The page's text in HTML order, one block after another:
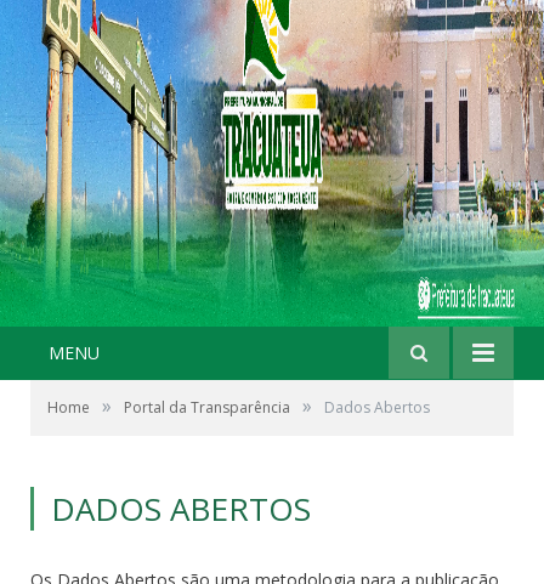
MENU
Home » Portal da Transparência » Dados Abertos
DADOS ABERTOS